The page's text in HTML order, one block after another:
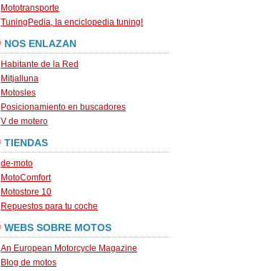
Mototransporte
TuningPedia, la enciclopedia tuning!
NOS ENLAZAN
Habitante de la Red
Mitjalluna
Motosles
Posicionamiento en buscadores
V de motero
TIENDAS
de-moto
MotoComfort
Motostore 10
Repuestos para tu coche
WEBS SOBRE MOTOS
An European Motorcycle Magazine
Blog de motos